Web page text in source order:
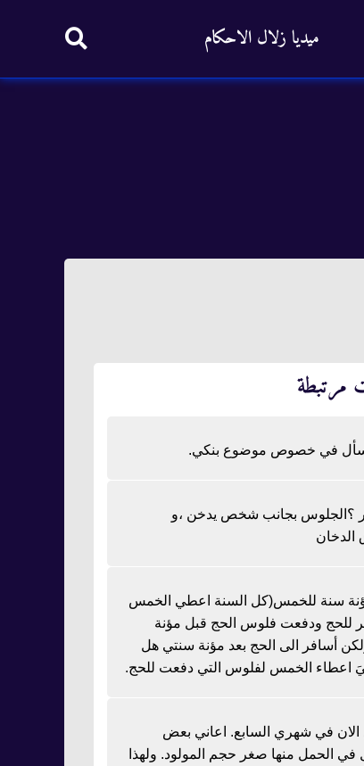
ميديا زلال الاحكام
مرتبطة
أسأل في خصوص موضوع بنكي.
؟الجلوس بجانب شخص يدخن ،و
الدخان
سنة للخمس(كل السنة اعطي الخمس
للحج ودفعت فلوس الحج قبل مؤنة
أسافر الى الحج بعد مؤنة سنتي هل
اعطاء الخمس لفلوس التي دفعت للحج.
الان في شهري السابع. اعاني بعض
في الحمل منها صغر حجم المولود. ولهذا